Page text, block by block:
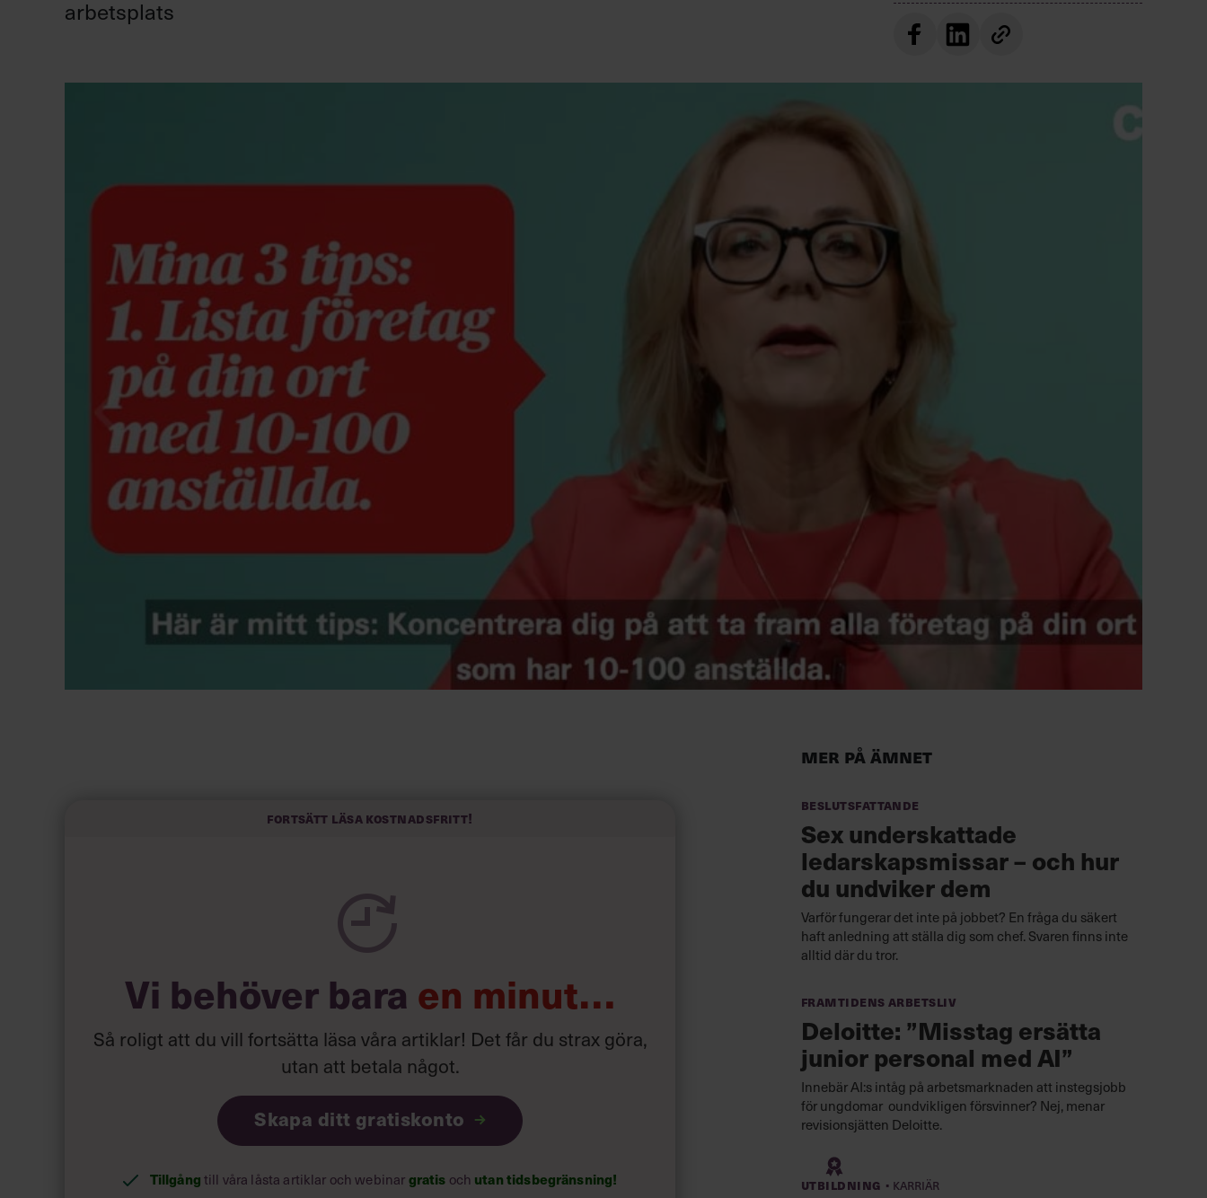
arbetsplats
Fortsätt läsa kostnadsfritt!
Vi behöver bara en minut…
Så roligt att du vill fortsätta läsa våra artiklar! Det får du strax göra,
utan att betala något.
Skapa ditt gratiskonto
Tillgångtill våra låsta artiklar och webinargratis och utan tidsbegränsning!
Mer på ämnet
Beslutsfattande
Sex underskattade
ledarskapsmissar – och hur
du undviker dem
Varför fungerar det inte på jobbet? En fråga du säkert
haft anledning att ställa dig som chef. Svaren finns inte
alltid där du tror.
Framtidens arbetsliv
Deloitte: ”Misstag ersätta
junior personal med AI”
Innebär AI:s intåg på arbetsmarknaden att instegsjobb
för ungdomar oundvikligen försvinner? Nej, menar
revisionsjätten Deloitte.
Utbildning · Karriär